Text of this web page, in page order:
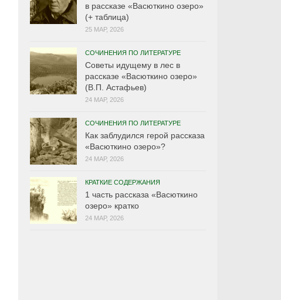
в рассказе «Васюткино озеро»
(+ таблица)
25 МАР, 2026
СОЧИНЕНИЯ ПО ЛИТЕРАТУРЕ
Советы идущему в лес в
рассказе «Васюткино озеро»
(В.П. Астафьев)
24 МАР, 2026
СОЧИНЕНИЯ ПО ЛИТЕРАТУРЕ
Как заблудился герой рассказа
«Васюткино озеро»?
24 МАР, 2026
КРАТКИЕ СОДЕРЖАНИЯ
1 часть рассказа «Васюткино
озеро» кратко
24 МАР, 2026